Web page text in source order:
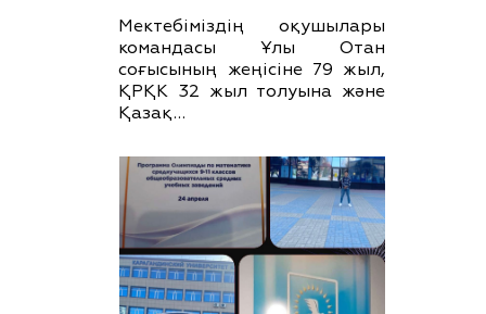
Мектебіміздің оқушылары
командасы Ұлы Отан
соғысының жеңісіне 79 жыл,
ҚРҚК 32 жыл толуына және
Қазақ…